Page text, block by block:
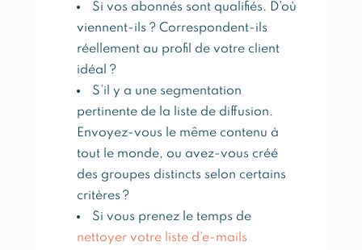
Si vos abonnés sont qualifiés. D’où
viennent-ils ? Correspondent-ils
réellement au profil de votre client
idéal ?
S’il y a une segmentation
pertinente de la liste de diffusion.
Envoyez-vous le même contenu à
tout le monde, ou avez-vous créé
des groupes distincts selon certains
critères ?
Si vous prenez le temps de
nettoyer votre liste d’e-mails